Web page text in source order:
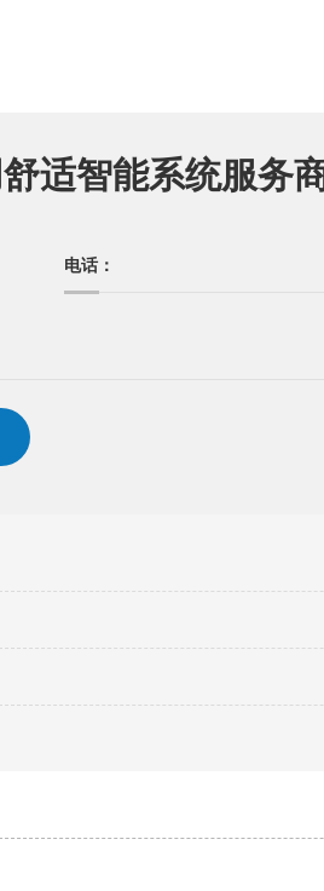
适智能系统服务
电话：